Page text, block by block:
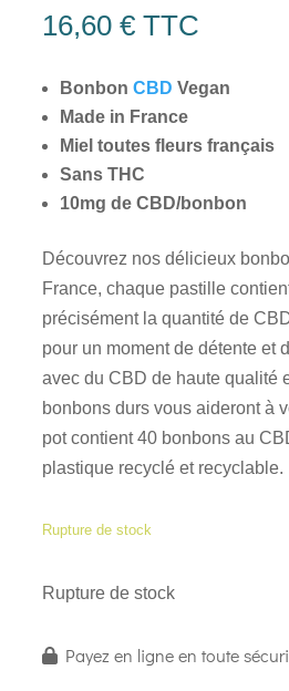
16,60 € TTC
Bonbon CBD Vegan
Made in France
Miel toutes fleurs français
Sans THC
10mg de CBD/bonbon
Découvrez nos délicieux
France, chaque pastille
précisément la quantité de
pour un moment de détente et
avec du CBD de haute qualité
bonbons durs vous aideront à
pot contient 40 bonbons au
plastique recyclé et recyclable.
Rupture de stock
Rupture de stock
Payez en ligne en toute